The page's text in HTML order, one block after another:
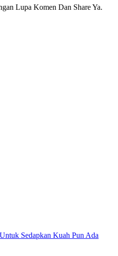
Lupa Komen Dan Share Ya.
Sedapkan Kuah Pun Ada